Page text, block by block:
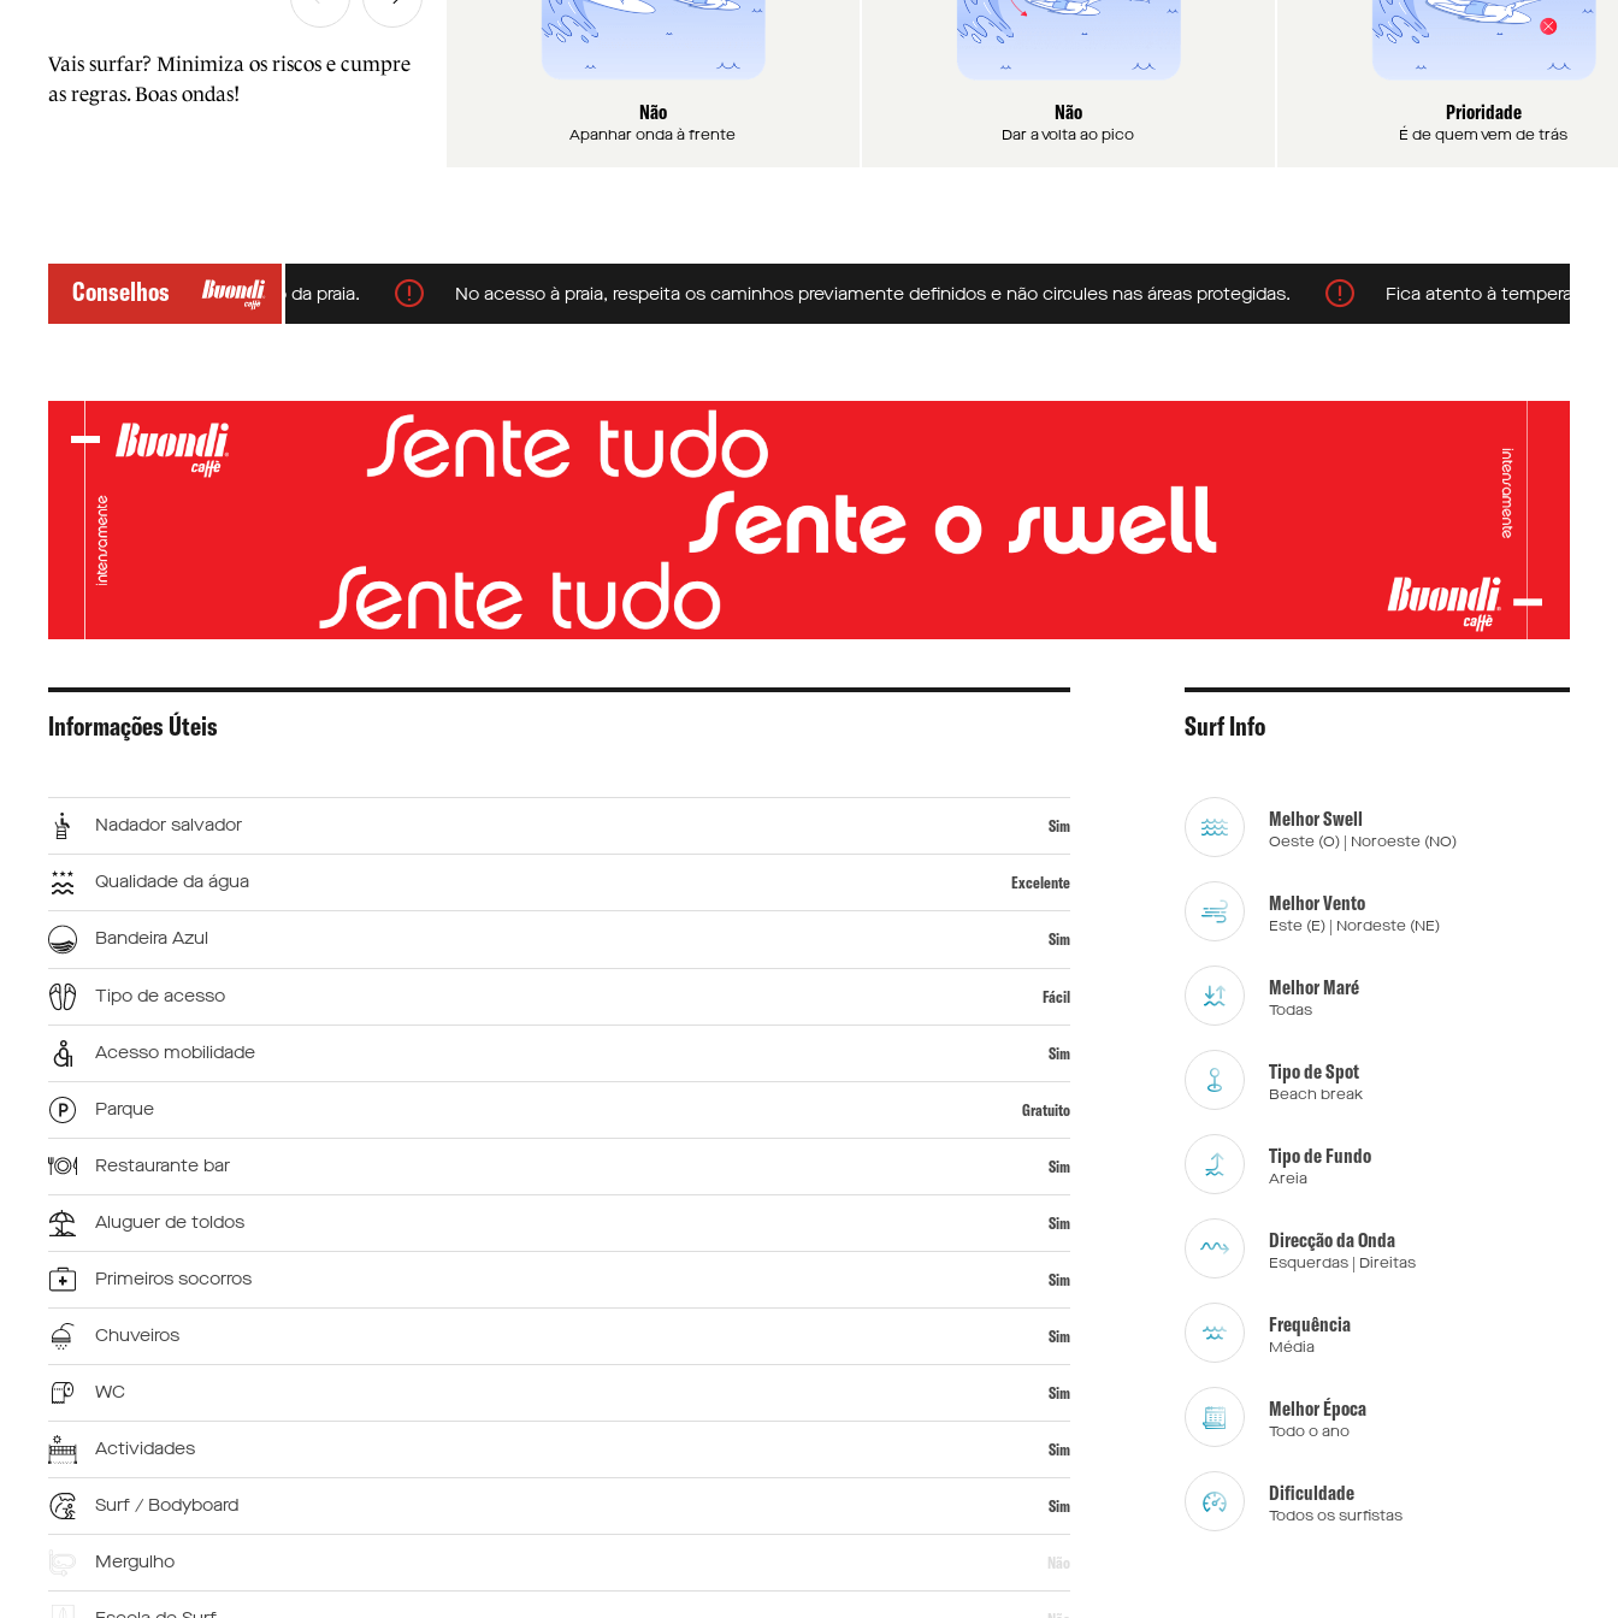
Vais surfar? Minimiza os riscos e cumpre
as regras. Boas ondas!
Não
Apanhar onda à frente
Não
Dar a volta ao pico
Prioridade
É de quem vem de trás
Conselhos
e respeita a sinalização da praia. No acesso à praia, respeita os caminhos previamente definidos e não circules nas áreas protegidas. Fica atento à temperatura da
Informações Úteis
Nadador salvador Sim
Qualidade da água Excelente
Bandeira Azul Sim
Tipo de acesso Fácil
Acesso mobilidade Sim
Parque Gratuito
Restaurante bar Sim
Aluguer de toldos Sim
Primeiros socorros Sim
Chuveiros Sim
WC Sim
Actividades Sim
Surf / Bodyboard Sim
Mergulho Não
Surf Info
Melhor Swell
Oeste (O) | Noroeste (NO)
Melhor Vento
Este (E) | Nordeste (NE)
Melhor Maré
Todas
Tipo de Spot
Beach break
Tipo de Fundo
Areia
Direcção da Onda
Esquerdas | Direitas
Frequência
Média
Melhor Época
Todo o ano
Dificuldade
Todos os surfistas